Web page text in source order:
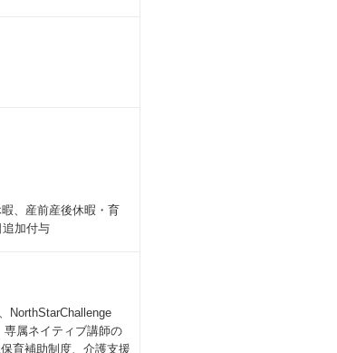
、産前産後休暇・育
加付与
NorthStarChallenge
専属ネイティブ講師の
育補助制度、介護支援